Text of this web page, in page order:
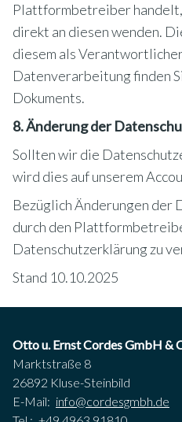
Plattformbetreiber handelt,
direkt an diesen wenden.
diesem als
Datenverarbeitung finden
Dokuments.
8. Änderung der
Sollten wir die
wird dies auf unserem
Bezüglich Änderungen der
durch den
Datenschutzerklärung zu
Stand 10.10.2025
Otto u. Ernst Cordes GmbH &
Marktstraße 8
26892 Kluse-Steinbild
E-Mail: info@cordesgmbh.de